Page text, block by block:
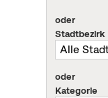
oder
Stadtbezirk
oder
Kategorie